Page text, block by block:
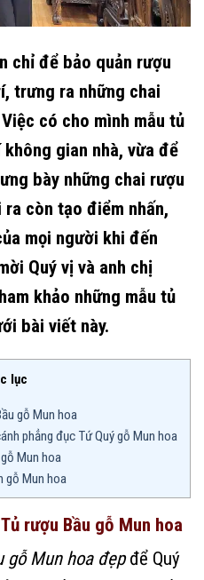
chỉ để bảo quản rượu
trưng ra những chai
có cho mình mẫu tủ
gian nhà, vừa để
bày những chai rượu
còn tạo điểm nhấn,
mọi người khi đến
Quý vị và anh chị
khảo những mẫu tủ
bài viết này.
lục
gỗ Mun hoa
phẳng đục Tứ Quý gỗ Mun hoa
Mun hoa
gỗ Mun hoa
rượu Bầu gỗ Mun hoa
gỗ Mun hoa đẹpđể Quý